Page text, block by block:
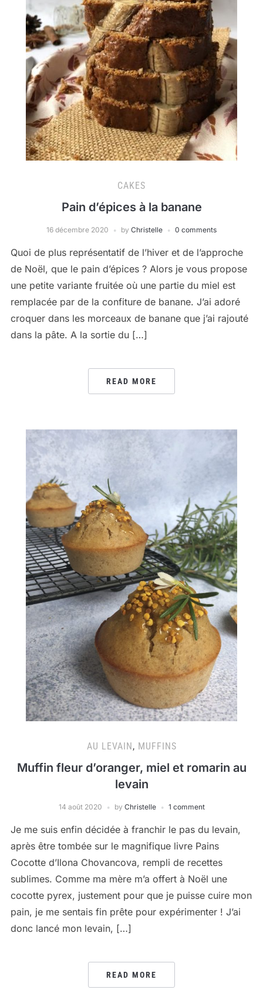
CAKES
Pain d’épices à la banane
16 décembre 2020 by Christelle 0 comments
Quoi de plus représentatif de l’hiver et de l’approche
de Noël, que le pain d’épices ? Alors je vous propose
une petite variante fruitée où une partie du miel est
remplacée par de la confiture de banane. J’ai adoré
croquer dans les morceaux de banane que j’ai rajouté
dans la pâte. A la sortie du […]
READ MORE
AU LEVAIN, MUFFINS
Muffin fleur d’oranger, miel et romarin au
levain
14 août 2020 by Christelle 1 comment
Je me suis enfin décidée à franchir le pas du levain,
après être tombée sur le magnifique livre Pains
Cocotte d’Ilona Chovancova, rempli de recettes
sublimes. Comme ma mère m’a offert à Noël une
cocotte pyrex, justement pour que je puisse cuire mon
pain, je me sentais fin prête pour expérimenter ! J’ai
donc lancé mon levain, […]
READ MORE